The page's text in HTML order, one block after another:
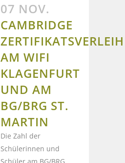
07 NOV.
CAMBRIDGE
AM WIFI
KLAGENFURT
UND AM
BG/BRG ST.
MARTIN
Die Zahl der
Schülerinnen und